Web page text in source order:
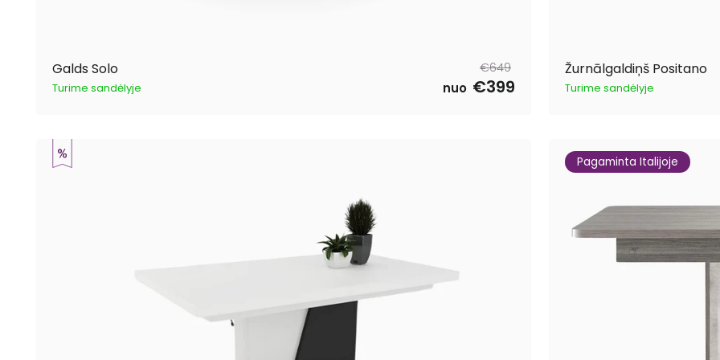
Galds Solo
Turime sandėlyje
Parastā
cena
€649
Pārdošanas
cena
nuo €399
Žurnālgaldiņš Positano
Turime sandėlyje
Pagaminta Italijoje